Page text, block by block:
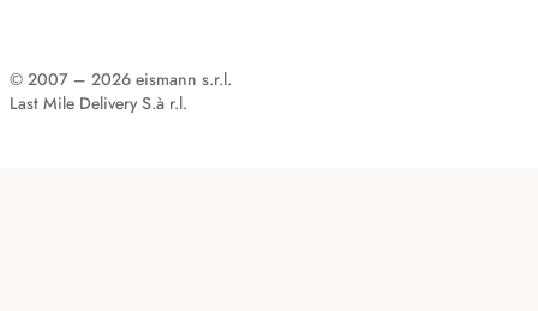
© 2007 – 2026 eismann s.r.l.
Last Mile Delivery S.à r.l.